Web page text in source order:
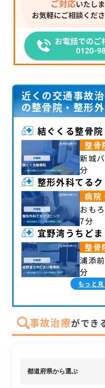
近くの交通事故
の整骨院・整形
結ぐくる整骨院
整骨
新城
分
整形外科てる
病院
おも
7分
宜野湾うちど
整骨
浦添
分
もっと見
事故治療ができ